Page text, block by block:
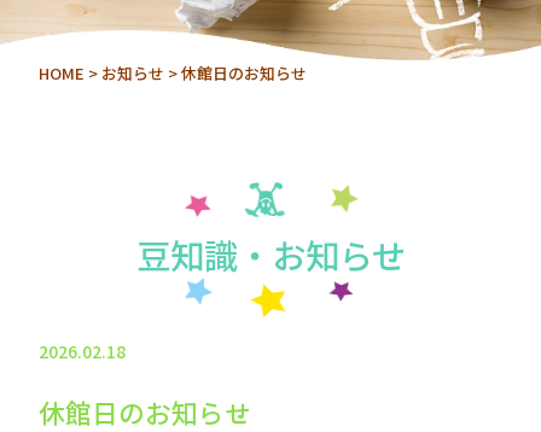
HOME > お知らせ > 休館日のお知らせ
豆知識・お知らせ
2026.02.18
休館日のお知らせ